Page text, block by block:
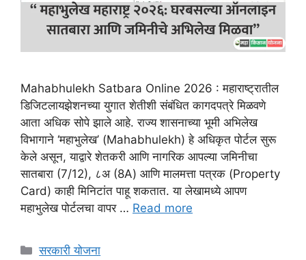
Mahabhulekh Satbara Online 2026 : महाराष्ट्रातील
डिजिटलायझेशनच्या युगात शेतीशी संबंधित कागदपत्रे मिळवणे
आता अधिक सोपे झाले आहे. राज्य शासनाच्या भूमी अभिलेख
विभागाने ‘महाभुलेख’ (Mahabhulekh) हे अधिकृत पोर्टल सुरू
केले असून, याद्वारे शेतकरी आणि नागरिक आपल्या जमिनीचा
सातबारा (7/12), ८अ (8A) आणि मालमत्ता पत्रक (Property
Card) काही मिनिटांत पाहू शकतात. या लेखामध्ये आपण
महाभुलेख पोर्टलचा वापर … Read more
Categories
सरकारी योजना